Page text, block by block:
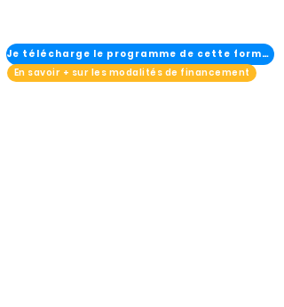
Je télécharge le programme de cette formation
En savoir + sur les modalités de financement